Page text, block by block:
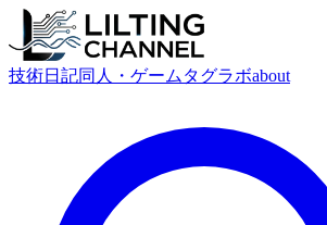
技術日記同人・ゲーム タグラボabout